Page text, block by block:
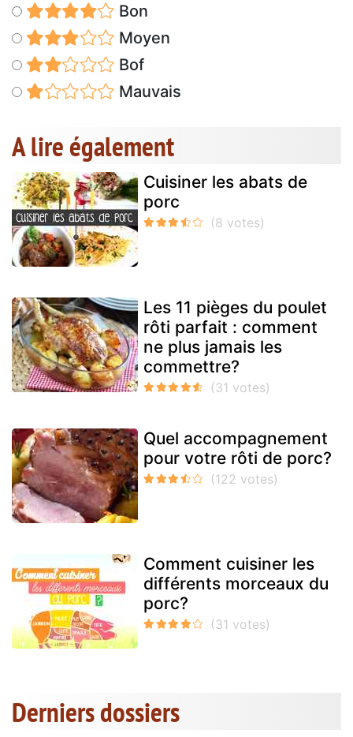
Bon
Moyen
Bof
Mauvais
A lire également
Cuisiner les abats de
porc
Les 11 pièges du poulet
rôti parfait : comment
ne plus jamais les
commettre?
Quel accompagnement
pour votre rôti de porc?
Comment cuisiner les
différents morceaux du
porc?
Derniers dossiers